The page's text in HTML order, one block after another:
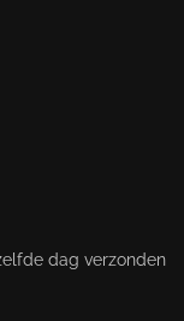
dag verzonden